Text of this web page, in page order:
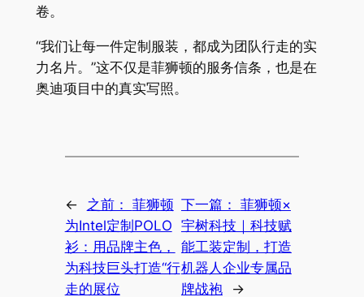
卷。
“我们让每一件定制服装，都成为团队行走的实
力名片。”这不仅是菲狮顿的服务信条，也是在
奥迪项目中的真实写照。
← 之前： 菲狮顿
为Intel定制POLO
衫：用品牌主色，
为科技巨头打造“行
走的展位
下一篇： 菲狮顿×
宇树科技｜科技赋
能工装定制，打造
机器人企业专属品
牌战袍
→